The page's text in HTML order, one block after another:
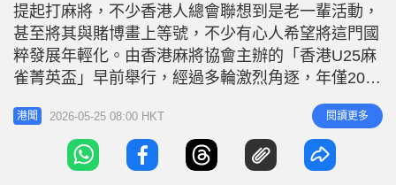
n
i
n
c
t
r
e
提起打麻將，不少香港人總會聯想到是老一輩活動，
甚至將其與賭博畫上等號，不少有心人希望將這門國
粹發展年輕化。由香港麻將協會主辦的「香港U25麻
雀菁英盃」早前舉行，經過多輪激烈角逐，年僅20歲
出頭的參賽者阿輝，從64位選手中脫穎而出，奪得
「少年雀王」殊榮。賽事不僅展現了年輕一代對麻將
運動的熱情，更成功將麻將的競技本質與賭博行為劃
清界線，讓大眾重新認識這項中國國粹。 參賽青少
港聞 2026-05-25 08:00 HKT 閱讀更多